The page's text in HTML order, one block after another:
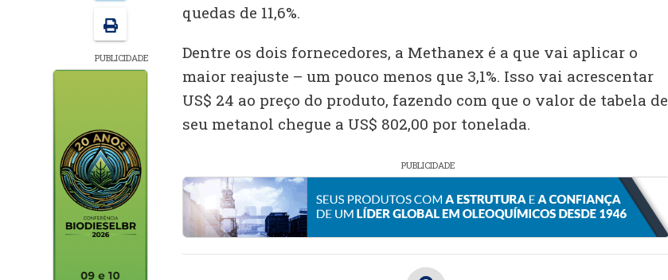
PUBLICIDADE
quedas de 11,6%.
Dentre os dois fornecedores, a Methanex é a que vai aplicar o
maior reajuste – um pouco menos que 3,1%. Isso vai acrescentar
US$ 24 ao preço do produto, fazendo com que o valor de tabela de
seu metanol chegue a US$ 802,00 por tonelada.
PUBLICIDADE